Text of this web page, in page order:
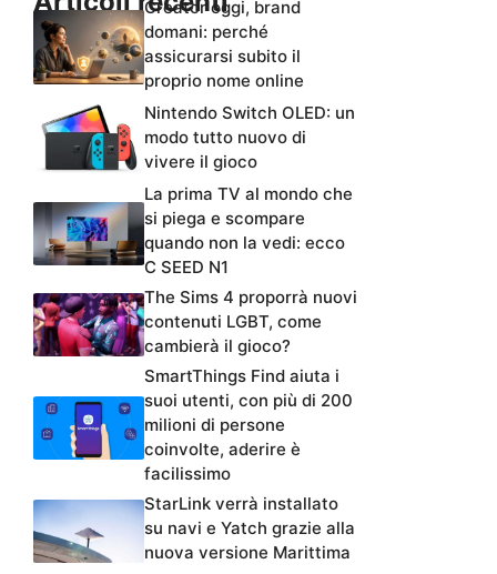
Creator oggi, brand
domani: perché
assicurarsi subito il
proprio nome online
Nintendo Switch OLED: un
modo tutto nuovo di
vivere il gioco
La prima TV al mondo che
si piega e scompare
quando non la vedi: ecco
C SEED N1
The Sims 4 proporrà nuovi
contenuti LGBT, come
cambierà il gioco?
SmartThings Find aiuta i
suoi utenti, con più di 200
milioni di persone
coinvolte, aderire è
facilissimo
StarLink verrà installato
su navi e Yatch grazie alla
nuova versione Marittima